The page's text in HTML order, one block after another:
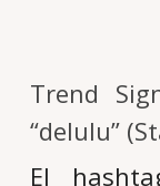
Trend
“delulu”
El